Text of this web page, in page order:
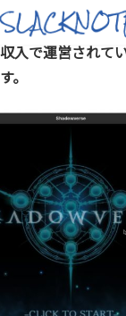
入で運営されて
。